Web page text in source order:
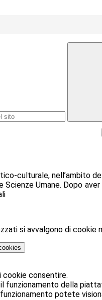
culturale, nell’ambito
Umane. Dopo
si avvalgono di
cookie consentire.
funzionamento della
potete